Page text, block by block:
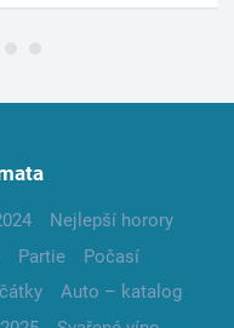
Nejlepší horory
Partie
Počasí
Auto – katalog